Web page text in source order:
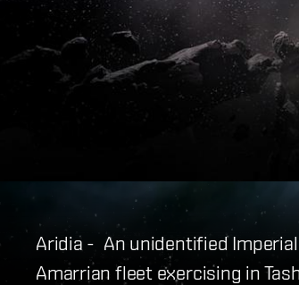
Aridia - An unidentified
Amarrian fleet exercising in